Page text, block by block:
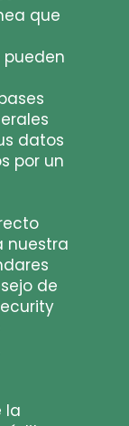
que
pueden
datos
por un
nuestra
de
la